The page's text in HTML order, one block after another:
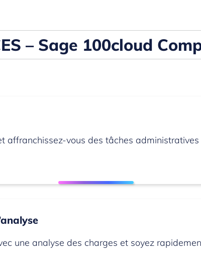
– Sage 100cloud
affranchissez-vous des tâches
une analyse des charges et soyez